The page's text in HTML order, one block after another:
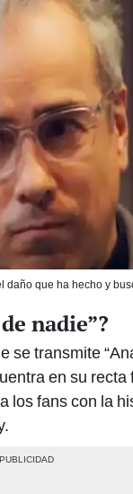
daño que ha hecho y
nadie”?
se transmite
en su recta
los fans con la